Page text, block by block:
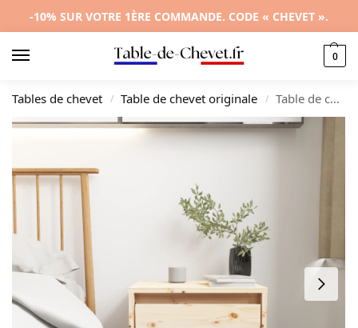
-10% SUR VOTRE 1ÈRE COMMANDE. CODE « CHEVET ».
0
Tables de chevet / Table de chevet originale / Table de chevet pin design moderne tiroir coulissant, 35x34x32cm